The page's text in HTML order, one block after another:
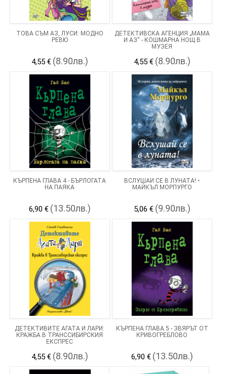
ТОВА СЪМ АЗ, ЛУСИ: МОДНО
РЕВЮ
4,55 € (8.90лв.)
ДЕТЕКТИВСКА АГЕНЦИЯ „МАМА
И АЗ“ - КОШМАРНА НОЩ В
МУЗЕЯ
4,55 € (8.90лв.)
КЪРПЕНА ГЛАВА 4 - БЪРЛОГАТА
НА ПАЯКА
6,90 € (13.50лв.)
ВСЛУШАЙ СЕ В ЛУНАТА! •
МАЙКЪЛ МОРПУРГО
5,06 € (9.90лв.)
ДЕТЕКТИВИТЕ АГАТА И ЛАРИ:
КРАЖБА В ТРАНССИБИРСКИЯ
ЕКСПРЕС
4,55 € (8.90лв.)
КЪРПЕНА ГЛАВА 5 - ЗВЯРЪТ ОТ
КРИВОГРЕБЛОВО
6,90 € (13.50лв.)